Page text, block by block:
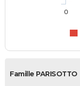
0
Famille PARISOTTO